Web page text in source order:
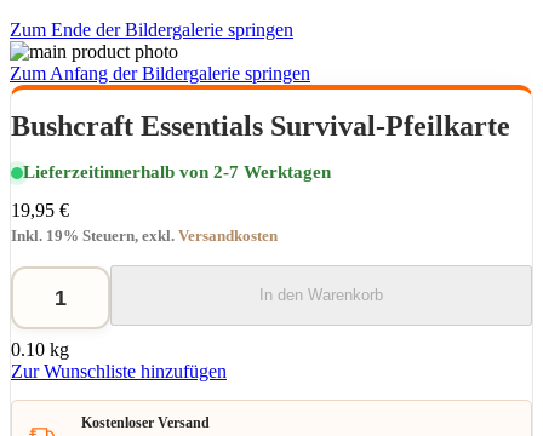
Zum Ende der Bildergalerie springen
Zum Anfang der Bildergalerie springen
Bushcraft Essentials Survival-Pfeilkarte
Lieferzeitinnerhalb von 2-7 Werktagen
19,95 €
Inkl. 19% Steuern, exkl. Versandkosten
In den Warenkorb
0.10 kg
Zur Wunschliste hinzufügen
Kostenloser Versand